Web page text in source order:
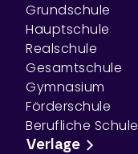
Grundschule
Hauptschule
Realschule
Gesamtschule
Gymnasium
Förderschule
Berufliche Schule
Verlage